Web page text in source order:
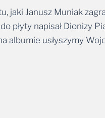
jaki Janusz Muniak
płyty napisał Dionizy
albumie usłyszymy